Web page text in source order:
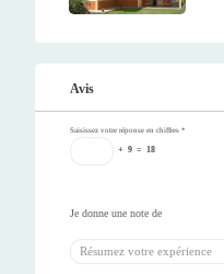
Avis
Saisissez votre réponse en chiffres *
+ 9 = 18